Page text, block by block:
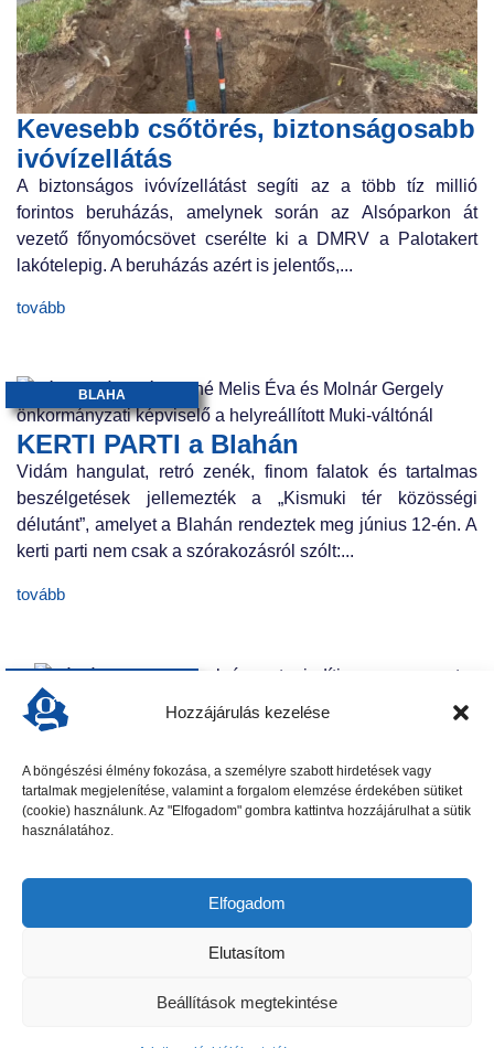
Hozzájárulás kezelése
A böngészési élmény fokozása, a személyre szabott hirdetések vagy
tartalmak megjelenítése, valamint a forgalom elemzése érdekében sütiket
(cookie) használunk. Az "Elfogadom" gombra kattintva hozzájárulhat a sütik
használatához.
Elfogadom
Elutasítom
Beállítások megtekintése
Kevesebb csőtörés, biztonságosabb
ivóvízellátás
A biztonságos ivóvízellátást segíti az a több tíz millió
forintos beruházás, amelynek során az Alsóparkon át
vezető főnyomócsövet cserélte ki a DMRV a Palotakert
lakótelepig. A beruházás azért is jelentős,...
tovább
KERTI PARTI a Blahán
BLAHA
Vidám hangulat, retró zenék, finom falatok és tartalmas
beszélgetések jellemezték a „Kismuki tér közösségi
délutánt”, amelyet a Blahán rendeztek meg június 12-én. A
kerti parti nem csak a szórakozásról szólt:...
tovább
Nagy sikerrel zárult a Kertvárosi
Családi Nap
A tavalyi eső után idén igazi, hamisítatlan nyári hőséget
kaptak a Címer utcai játszótéren összegyűlt helyiek, a
Kertvárosi Családi Nap részvevői. A rendezvény
főszervezői, Fábián Bertalan alpolgármester és Kristóf